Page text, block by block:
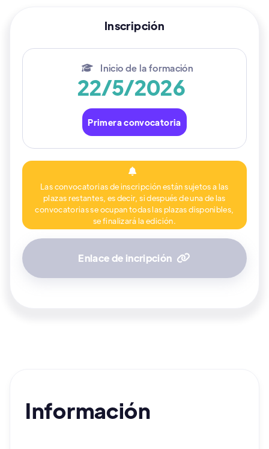
Inscripción
 Inicio de la formación
22/5/2026
Primera convocatoria

Las convocatorias de inscripción están sujetos a las
plazas restantes, es decir, si después de una de las
convocatorias se ocupan todas las plazas disponibles,
se finalizará la edición.
Enlace de incripción 
Información